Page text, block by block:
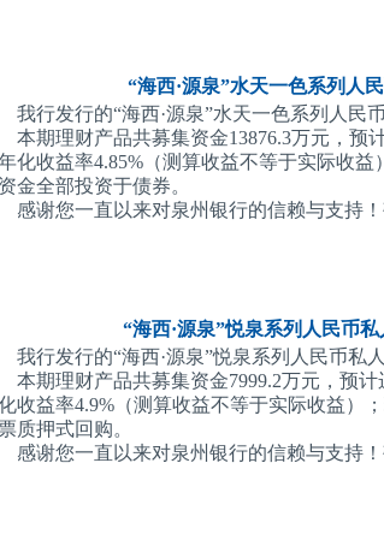
“海西·源泉”水天一色系列人
我行发行的“海西·源泉”水天一色系列人民
本期理财产品共募集资金13876.3万元，预
化收益率4.85%（测算收益不等于实际收
金全部投资于债券。
感谢您一直以来对泉州银行的信赖与支持
“海西·源泉”悦泉系列人民币
我行发行的“海西·源泉”悦泉系列人民币私
本期理财产品共募集资金7999.2万元，预
收益率4.9%（测算收益不等于实际收益）
质押式回购。
感谢您一直以来对泉州银行的信赖与支持